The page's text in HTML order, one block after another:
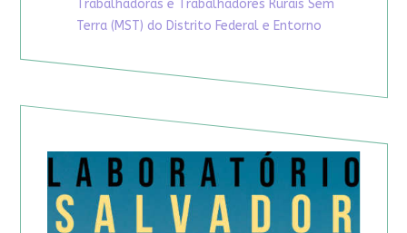
Trabalhadoras e Trabalhadores Rurais Sem
Terra (MST) do Distrito Federal e Entorno